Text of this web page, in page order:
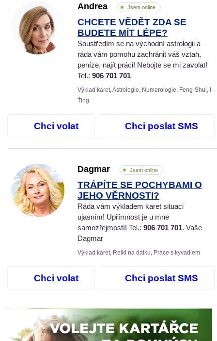
Andrea Jsem online
CHCETE VĚDĚT ZDA SE
BUDETE MÍT LÉPE?
Soustředím se na východní astrologii a
ráda vám pomohu zachránit váš vztah,
peníze, najít práci! Nebojte se mi zavolat!
Tel.: 906 701 701
Výklad karet, Astrologie, Numerologie, Feng-Shui, I -
Ťing
Chci volat Chci poslat SMS
Dagmar Jsem online
TRÁPÍTE SE POCHYBAMI O
JEHO VĚRNOSTI?
Ráda vám výkladem karet situaci
ujasním! Upřímnost je u mne
samozřejmostí! Tel.: 906 701 701. Vaše
Dagmar
Výklad karet, Reiki na dálku, Práce s kyvadlem
Chci volat Chci poslat SMS